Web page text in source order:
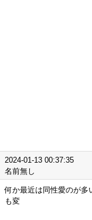
2024-01-13 00:37:35
名前無し
何か最近は同性愛のが多
も変